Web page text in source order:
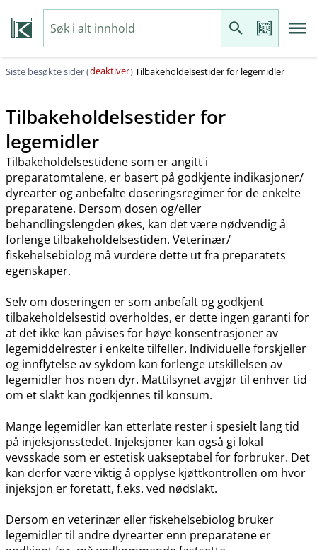
Siste besøkte sider (deaktiver)Tilbakeholdelsestider for legemidler
Tilbakeholdelsestider for
legemidler
Tilbakeholdelsestidene som er angitt i
preparatomtalene, er basert på godkjente indikasjoner​/​
dyrearter og anbefalte doseringsregimer for de enkelte
preparatene. Dersom dosen og​/​eller
behandlingslengden økes, kan det være nødvendig å
forlenge tilbakeholdelsestiden. Veterinær​/​
fiskehelsebiolog må vurdere dette ut fra preparatets
egenskaper.
Selv om doseringen er som anbefalt og godkjent
tilbakeholdelsestid overholdes, er dette ingen garanti for
at det ikke kan påvises for høye konsentrasjoner av
legemiddelrester i enkelte tilfeller. Individuelle forskjeller
og innflytelse av sykdom kan forlenge utskillelsen av
legemidler hos noen dyr. Mattilsynet avgjør til enhver tid
om et slakt kan godkjennes til konsum.
Mange legemidler kan etterlate rester i spesielt lang tid
på injeksjonsstedet. Injeksjoner kan også gi lokal
vevsskade som er estetisk uakseptabel for forbruker. Det
kan derfor være viktig å opplyse kjøttkontrollen om hvor
injeksjon er foretatt, f.eks. ved nødslakt.
Dersom en veterinær eller fiskehelsebiolog bruker
legemidler til andre dyrearter enn preparatene er